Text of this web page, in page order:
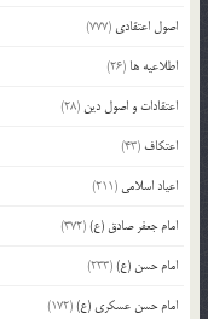
اصول اعتقادی (777)
اطلاعیه ها (26)
اعتقادات و اصول دین (28)
اعتکاف (43)
اعیاد اسلامی (211)
امام جعفر صادق (ع)(372)
امام حسن (ع)(233)
امام حسن عسکری (ع)(172)